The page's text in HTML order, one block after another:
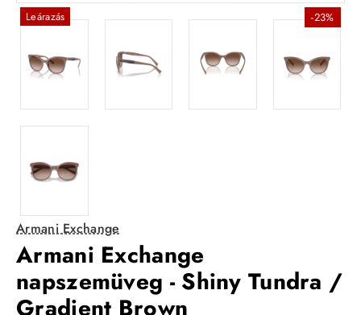
Leárazás -23%
Armani Exchange
Armani Exchange
napszemüveg - Shiny Tundra /
Gradient Brown